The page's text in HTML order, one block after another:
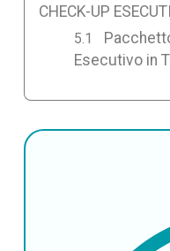
CHECK-UP
Esecutivo in